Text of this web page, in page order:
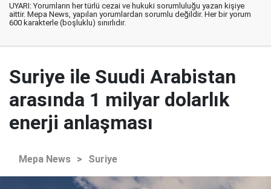
UYARI: Yorumların her türlü cezai ve hukuki sorumluluğu yazan kişiye
aittir. Mepa News, yapılan yorumlardan sorumlu değildir. Her bir yorum
600 karakterle (boşluklu) sınırlıdır.
Suriye ile Suudi Arabistan
arasında 1 milyar dolarlık
enerji anlaşması
Mepa News > Suriye